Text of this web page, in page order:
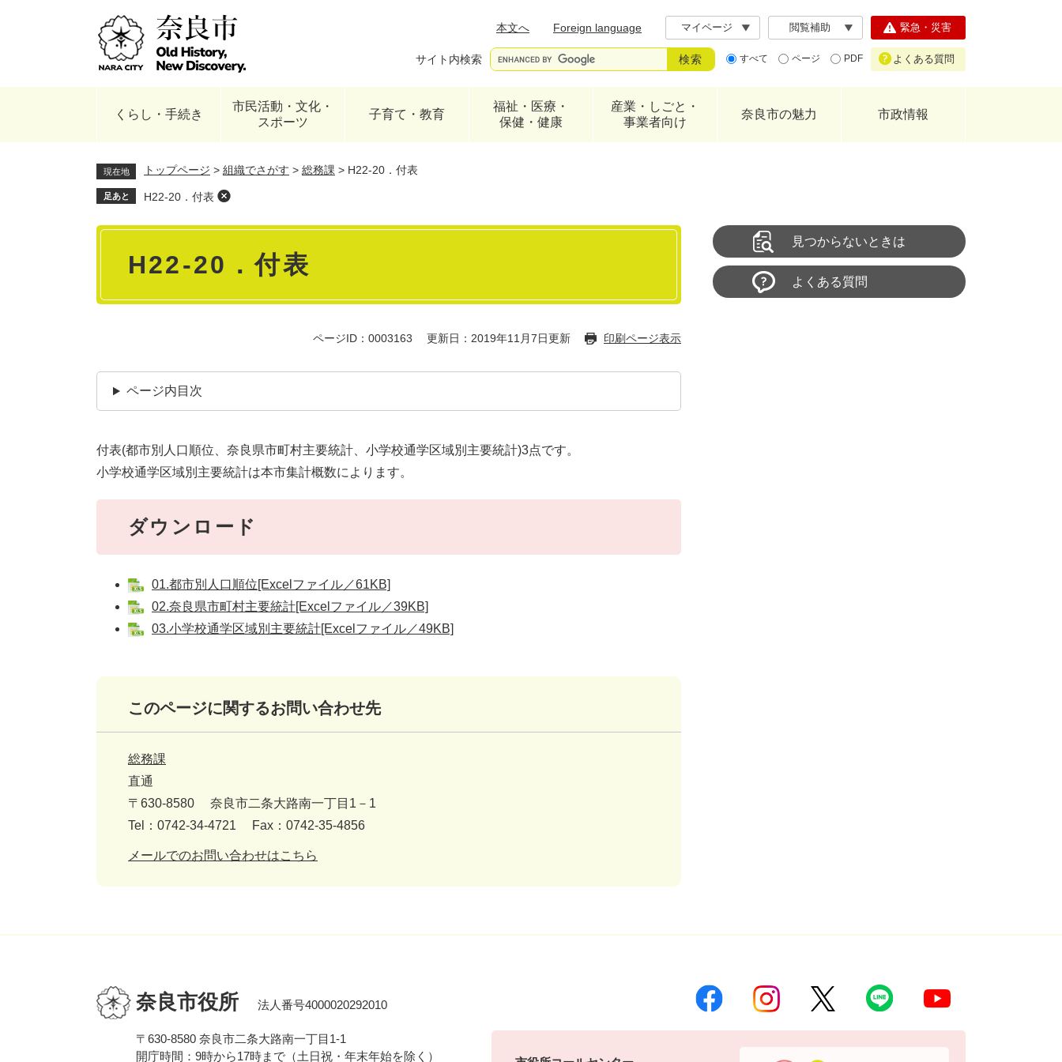
本文へ
Foreign language マイページ 閲覧補助
サイト内検索 すべて ページ PDF
緊急・災害
よくある質問
くらし・手続き
市民活動・文化・
スポーツ
子育て・教育
福祉・医療・
保健・健康
産業・しごと・
事業者向け
奈良市の魅力 市政情報
現在地 トップページ > 組織でさがす > 総務課 > H22-20．付表
足あと H22-20．付表
本
H22-20．付表
ページID：0003163 更新日：2019年11月7日更新 印刷ページ表示
ページ内目次
付表(都市別人口順位、奈良県市町村主要統計、小学校通学区域別主要統計)3点です。
小学校通学区域別主要統計は本市集計概数によります。
ダウンロード
01.都市別人口順位[Excelファイル／61KB]
02.奈良県市町村主要統計[Excelファイル／39KB]
03.小学校通学区域別主要統計[Excelファイル／49KB]
このページに関するお問い合わせ先
総務課
直通
〒630-8580
奈良市二条大路南一丁目1－1
Tel：0742-34-4721
Fax：0742-35-4856
メールでのお問い合わせはこちら
見つからないときは
よくある質問
奈良市役所 法人番号4000020292010
〒630-8580 奈良市二条大路南一丁目1-1
開庁時間：9時から17時まで（土日祝・年末年始を除く）